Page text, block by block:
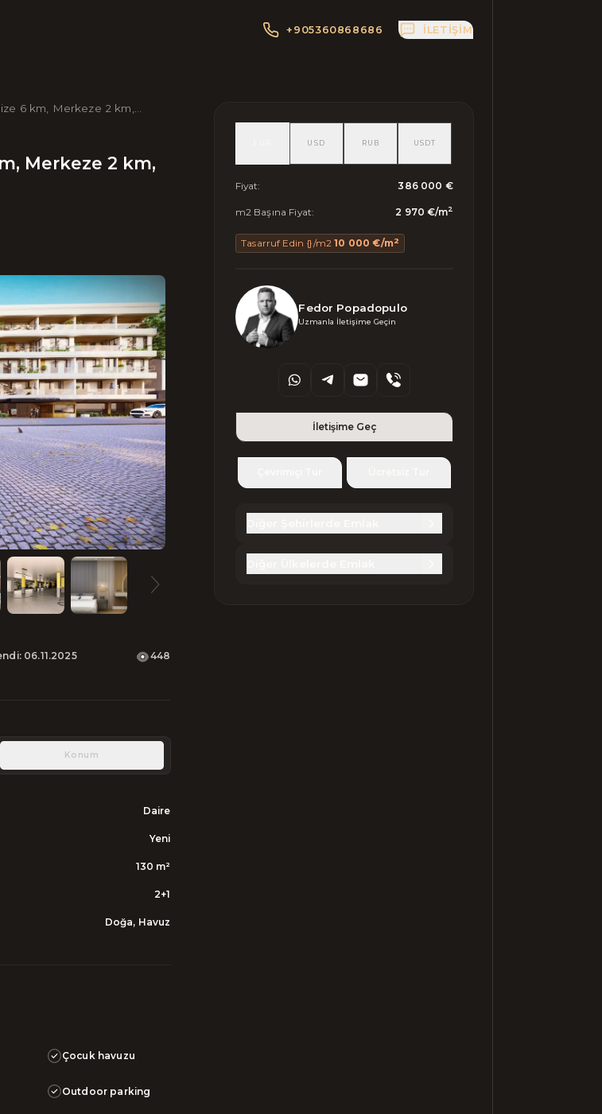
+905360868686 İLETIŞIM
6 km, Merkeze 2 km,
Merkeze 2 km,
: 06.11.2025 448
Konum
Daire
Yeni
130 m²
2+1
Doğa, Havuz
Çocuk havuzu
Outdoor parking
USD RUB USDT
Fiyat: 386 000 €
m2 Başına Fiyat: 2 970 €/m2
Tasarruf Edin {}/m2 10 000 €/m2
Fedor Popadopulo
Uzmanla İletişime Geçin
İletişime Geç